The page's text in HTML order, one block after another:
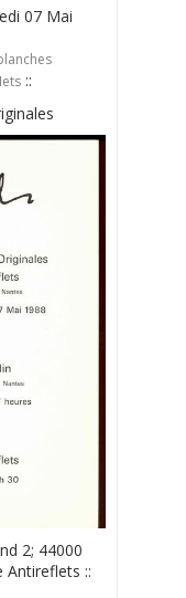
07 Mai
::
2; 44000
Antireflets ::